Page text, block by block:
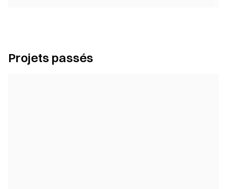
Projets passés